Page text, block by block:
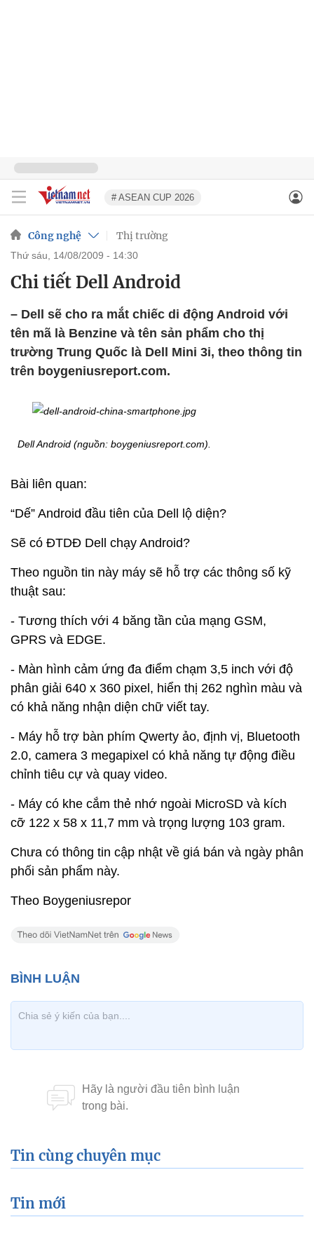
# ASEAN CUP 2026
Công nghệ Thị trường
thứ sáu, 14/08/2009 - 14:30
Chi tiết Dell Android
– Dell sẽ cho ra mắt chiếc di động Android với
tên mã là Benzine và tên sản phẩm cho thị
trường Trung Quốc là Dell Mini 3i, theo thông tin
trên boygeniusreport.com.
Dell Android (nguồn: boygeniusreport.com).
Bài liên quan:
“Dế” Android đầu tiên của Dell lộ diện?
Sẽ có ĐTDĐ Dell chạy Android?
Theo nguồn tin này máy sẽ hỗ trợ các thông số kỹ
thuật sau:
- Tương thích với 4 băng tần của mạng GSM,
GPRS và EDGE.
- Màn hình cảm ứng đa điểm chạm 3,5 inch với độ
phân giải 640 x 360 pixel, hiển thị 262 nghìn màu và
có khả năng nhận diện chữ viết tay.
- Máy hỗ trợ bàn phím Qwerty ảo, định vị, Bluetooth
2.0, camera 3 megapixel có khả năng tự động điều
chỉnh tiêu cự và quay video.
- Máy có khe cắm thẻ nhớ ngoài MicroSD và kích
cỡ 122 x 58 x 11,7 mm và trọng lượng 103 gram.
Chưa có thông tin cập nhật về giá bán và ngày phân
phối sản phẩm này.
Theo Boygeniusrepor
Tin cùng chuyên mục
Tin mới